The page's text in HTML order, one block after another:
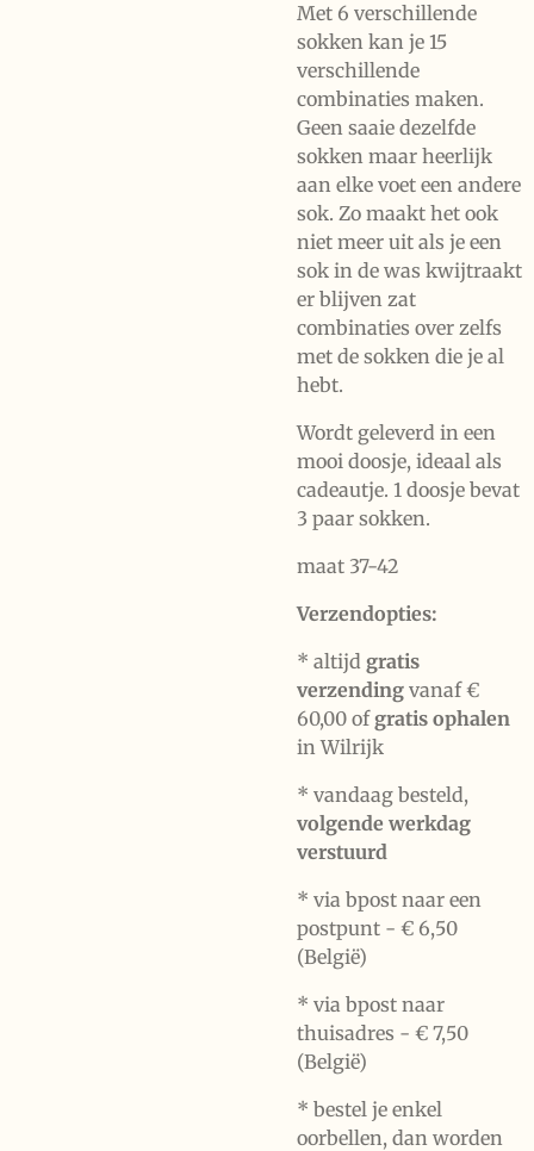
Met 6 verschillende
sokken kan je 15
verschillende
combinaties maken.
Geen saaie dezelfde
sokken maar heerlijk
aan elke voet een andere
sok. Zo maakt het ook
niet meer uit als je een
sok in de was kwijtraakt
er blijven zat
combinaties over zelfs
met de sokken die je al
hebt.
Wordt geleverd in een
mooi doosje, ideaal als
cadeautje. 1 doosje bevat
3 paar sokken.
maat 37-42
Verzendopties:
* altijd gratis
verzending vanaf €
60,00 ofgratis ophalen
in Wilrijk
* vandaag besteld,
volgende werkdag
verstuurd
* via bpost naar een
postpunt - € 6,50
(België)
* via bpost naar
thuisadres - € 7,50
(België)
* bestel je enkel
oorbellen, dan worden